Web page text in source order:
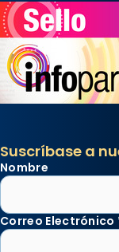
Suscríbase a
Nombre
Correo Electrónico